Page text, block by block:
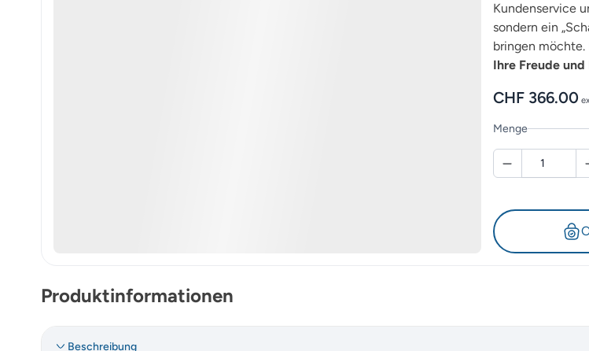
Kundenservice
sondern ein
bringen möchte.
Ihre Freude
CHF366.00
Menge
Produktinformationen
Beschreibung